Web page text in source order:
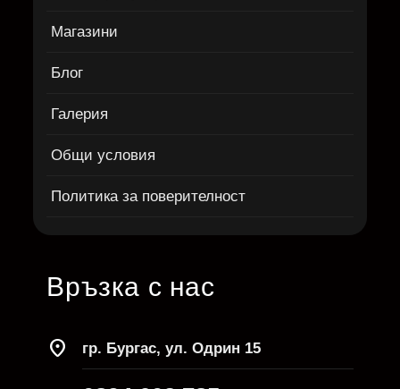
Магазини
Блог
Галерия
Общи условия
Политика за поверителност
Връзка с нас
location_on гр. Бургас, ул. Одрин 15